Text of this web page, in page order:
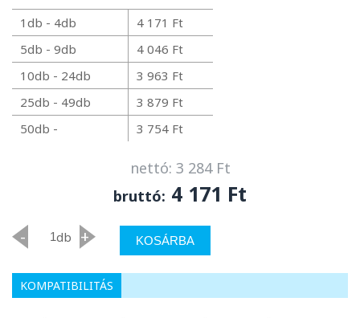
1db - 4db
4 171 Ft
5db - 9db
4 046 Ft
10db - 24db
3 963 Ft
25db - 49db
3 879 Ft
50db -
3 754 Ft
nettó: 3 284 Ft
bruttó: 4 171 Ft
- db + KOSÁRBA
KOMPATIBILITÁS